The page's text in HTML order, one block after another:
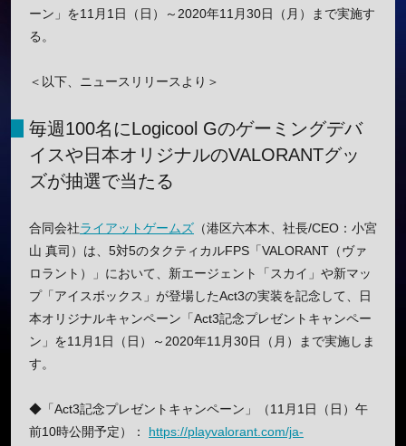
ーン」を11月1日（日）～2020年11月30日（月）まで実施す
る。
＜以下、ニュースリリースより＞
毎週100名にLogicool Gのゲーミングデバ
イスや日本オリジナルのVALORANTグッ
ズが抽選で当たる
合同会社ライアットゲームズ （港区六本木、社長/CEO：小宮
山 真司）は、5対5のタクティカルFPS「VALORANT（ヴァ
ロラント）」において、新エージェント「スカイ」や新マッ
プ「アイスボックス」が登場したAct3の実装を記念して、日
本オリジナルキャンペーン「Act3記念プレゼントキャンペー
ン」を11月1日（日）～2020年11月30日（月）まで実施しま
す。
◆「Act3記念プレゼントキャンペーン」（11月1日（日）午
前10時公開予定）： https://playvalorant.com/ja-